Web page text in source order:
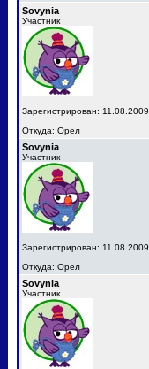
Sovynia
Участник
Зарегистрирован: 11.08.2009
Откуда: Орел
Sovynia
Участник
Зарегистрирован: 11.08.2009
Откуда: Орел
Sovynia
Участник